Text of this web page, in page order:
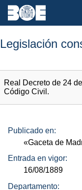
Legislación
Real Decreto de 24
Código Civil.
Publicado en:
«Gaceta de
Entrada en vigor:
16/08/1889
Departamento: